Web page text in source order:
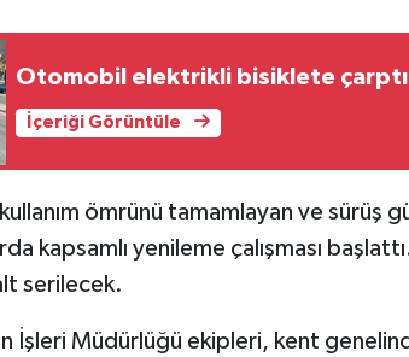
Otomobil elektrikli bisiklete çarptı:
İçeriği Görüntüle
ömrünü tamamlayan ve sürüş
kapsamlı yenileme çalışması
serilecek.
İşleri Müdürlüğü ekipleri, kent